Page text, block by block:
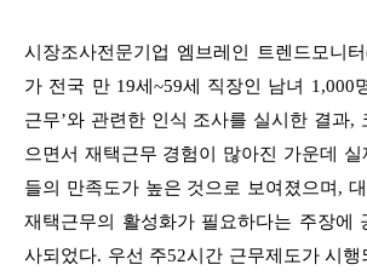
시장조사전문기업 엠브레인 트렌드모니터
가 전국 만 19세~59세 직장인 남녀 1,000
근무’와 관련한 인식 조사를 실시한 결과,
으면서 재택근무 경험이 많아진 가운데
들의 만족도가 높은 것으로 보여졌으며,
재택근무의 활성화가 필요하다는 주장에
사되었다. 우선 주52시간 근무제도가 시행